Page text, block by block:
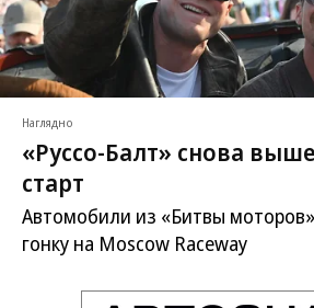
Наглядно
«Руссо-Балт» снова
старт
Автомобили из «Битвы
гонку на Moscow Raceway